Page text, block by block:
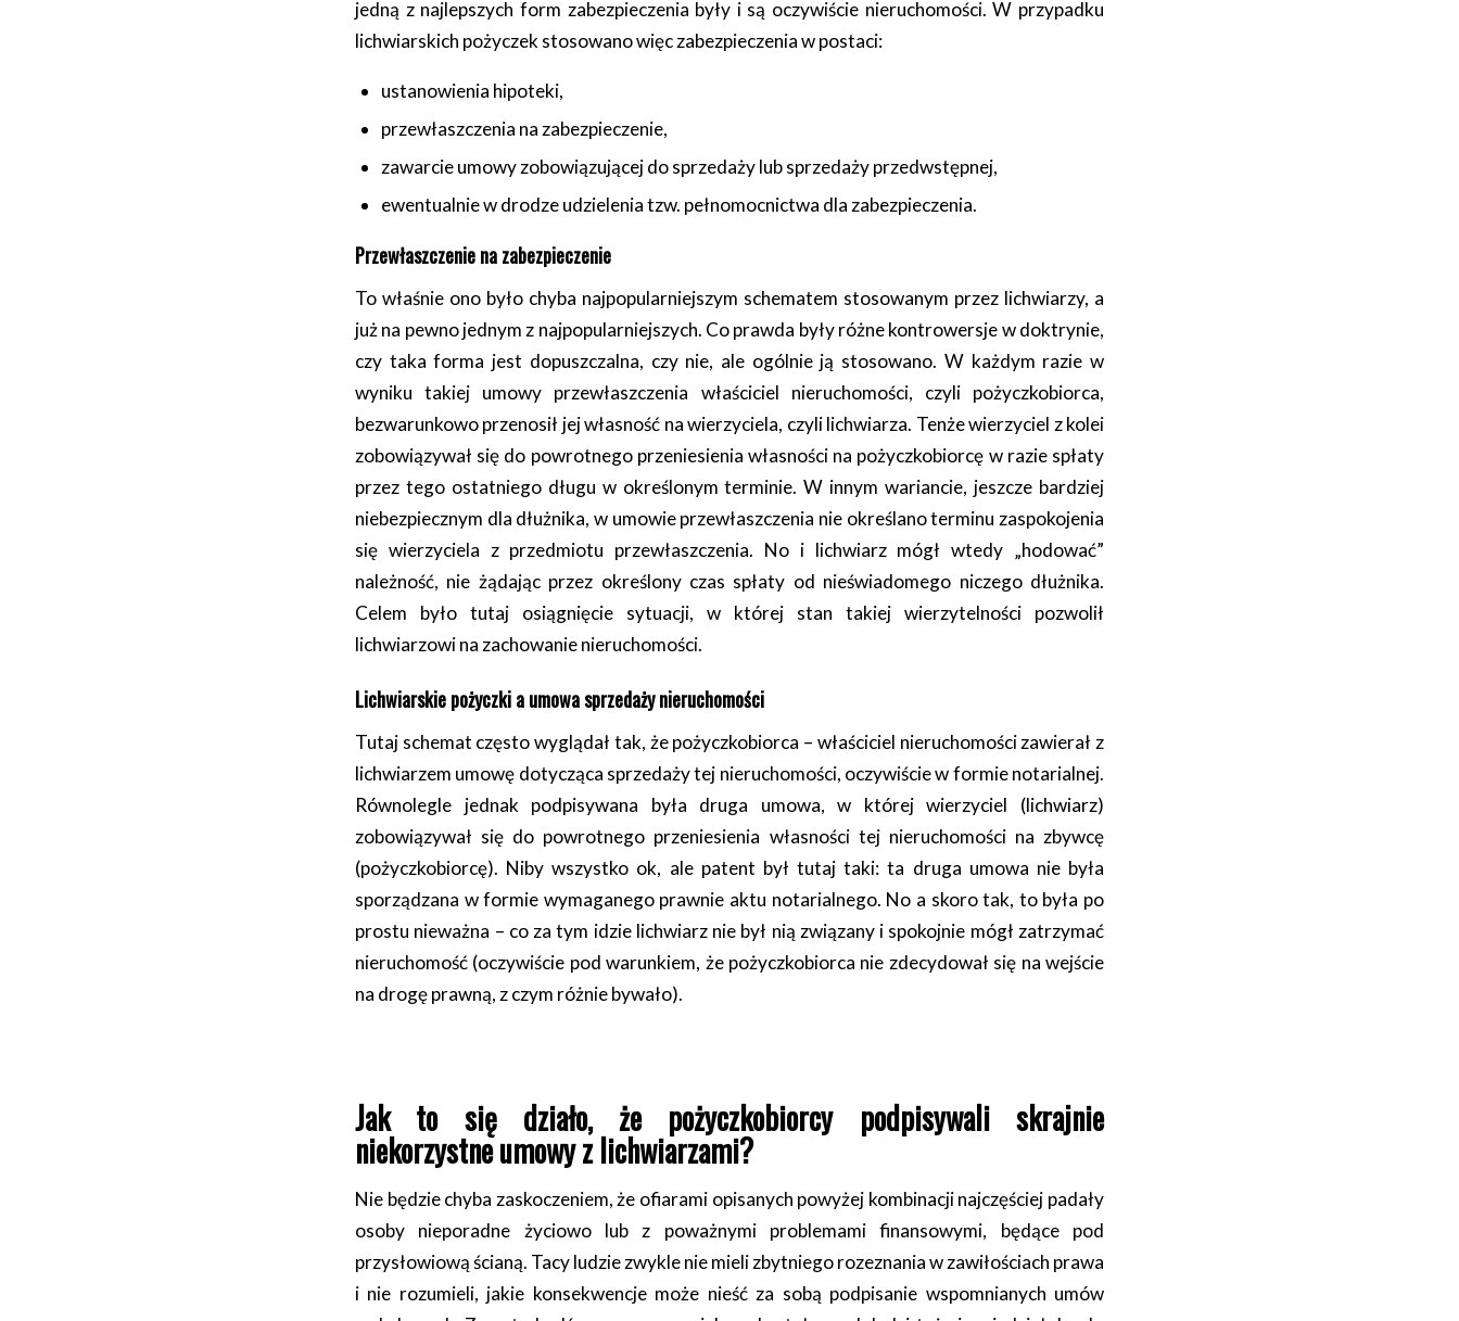
jedną z najlepszych form zabezpieczenia były i są oczywiście nieruchomości. W przypadku
lichwiarskich pożyczek stosowano więc zabezpieczenia w postaci:
ustanowienia hipoteki,
przewłaszczenia na zabezpieczenie,
zawarcie umowy zobowiązującej do sprzedaży lub sprzedaży przedwstępnej,
ewentualnie w drodze udzielenia tzw. pełnomocnictwa dla zabezpieczenia.
Przewłaszczenie na zabezpieczenie
To właśnie ono było chyba najpopularniejszym schematem stosowanym przez lichwiarzy, a
już na pewno jednym z najpopularniejszych. Co prawda były różne kontrowersje w doktrynie,
czy taka forma jest dopuszczalna, czy nie, ale ogólnie ją stosowano. W każdym razie w
wyniku takiej umowy przewłaszczenia właściciel nieruchomości, czyli pożyczkobiorca,
bezwarunkowo przenosił jej własność na wierzyciela, czyli lichwiarza. Tenże wierzyciel z kolei
zobowiązywał się do powrotnego przeniesienia własności na pożyczkobiorcę w razie spłaty
przez tego ostatniego długu w określonym terminie. W innym wariancie, jeszcze bardziej
niebezpiecznym dla dłużnika, w umowie przewłaszczenia nie określano terminu zaspokojenia
się wierzyciela z przedmiotu przewłaszczenia. No i lichwiarz mógł wtedy „hodować”
należność, nie żądając przez określony czas spłaty od nieświadomego niczego dłużnika.
Celem było tutaj osiągnięcie sytuacji, w której stan takiej wierzytelności pozwolił
lichwiarzowi na zachowanie nieruchomości.
Lichwiarskie pożyczki a umowa sprzedaży nieruchomości
Tutaj schemat często wyglądał tak, że pożyczkobiorca – właściciel nieruchomości zawierał z
lichwiarzem umowę dotycząca sprzedaży tej nieruchomości, oczywiście w formie notarialnej.
Równolegle jednak podpisywana była druga umowa, w której wierzyciel (lichwiarz)
zobowiązywał się do powrotnego przeniesienia własności tej nieruchomości na zbywcę
(pożyczkobiorcę). Niby wszystko ok, ale patent był tutaj taki: ta druga umowa nie była
sporządzana w formie wymaganego prawnie aktu notarialnego. No a skoro tak, to była po
prostu nieważna – co za tym idzie lichwiarz nie był nią związany i spokojnie mógł zatrzymać
nieruchomość (oczywiście pod warunkiem, że pożyczkobiorca nie zdecydował się na wejście
na drogę prawną, z czym różnie bywało).
Jak to się działo, że pożyczkobiorcy podpisywali skrajnie
niekorzystne umowy z lichwiarzami?
Nie będzie chyba zaskoczeniem, że ofiarami opisanych powyżej kombinacji najczęściej padały
osoby nieporadne życiowo lub z poważnymi problemami finansowymi, będące pod
przysłowiową ścianą. Tacy ludzie zwykle nie mieli zbytniego rozeznania w zawiłościach prawa
i nie rozumieli, jakie konsekwencje może nieść za sobą podpisanie wspomnianych umów